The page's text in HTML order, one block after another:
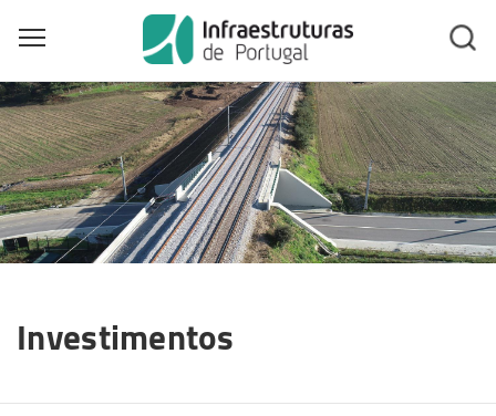
Skip
to
main
content
Toggle main menu visibility
Investimentos